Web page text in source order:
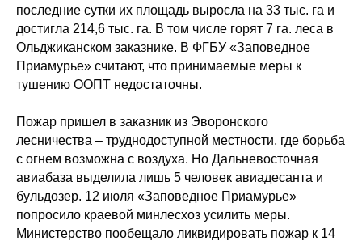
последние сутки их площадь выросла на 33 тыс. га и
достигла 214,6 тыс. га. В том числе горят 7 га. леса в
Ольджиканском заказнике. В ФГБУ «Заповедное
Приамурье» считают, что принимаемые меры к
тушению ООПТ недостаточны.
Пожар пришел в заказник из Эворонского
лесничества – труднодоступной местности, где борьба
с огнем возможна с воздуха. Но Дальневосточная
авиабаза выделила лишь 5 человек авиадесанта и
бульдозер. 12 июля «Заповедное Приамурье»
попросило краевой минлесхоз усилить меры.
Министерство пообещало ликвидировать пожар к 14